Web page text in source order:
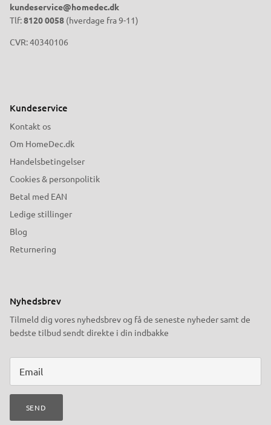
kundeservice@homedec.dk
Tlf:8120 0058 (hverdage fra 9-11)
CVR: 40340106
Kundeservice
Kontakt os
Om HomeDec.dk
Handelsbetingelser
Cookies & personpolitik
Betal med EAN
Ledige stillinger
Blog
Returnering
Nyhedsbrev
Tilmeld dig vores nyhedsbrev og få de seneste nyheder samt de
bedste tilbud sendt direkte i din indbakke
SEND